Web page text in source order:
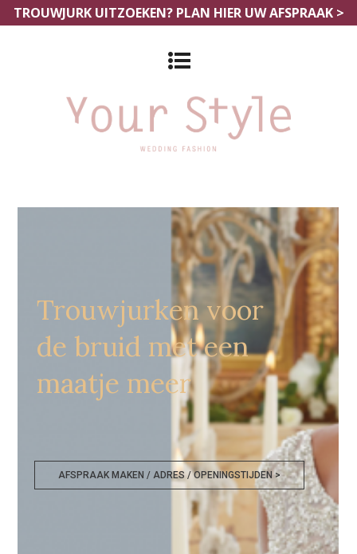
TROUWJURK UITZOEKEN? PLAN HIER UW AFSPRAAK >
Grote Maten Bruidszaak Alkmaar
Trouwjurken voor
de bruid met een
maatje meer
AFSPRAAK MAKEN / ADRES / OPENINGSTIJDEN >